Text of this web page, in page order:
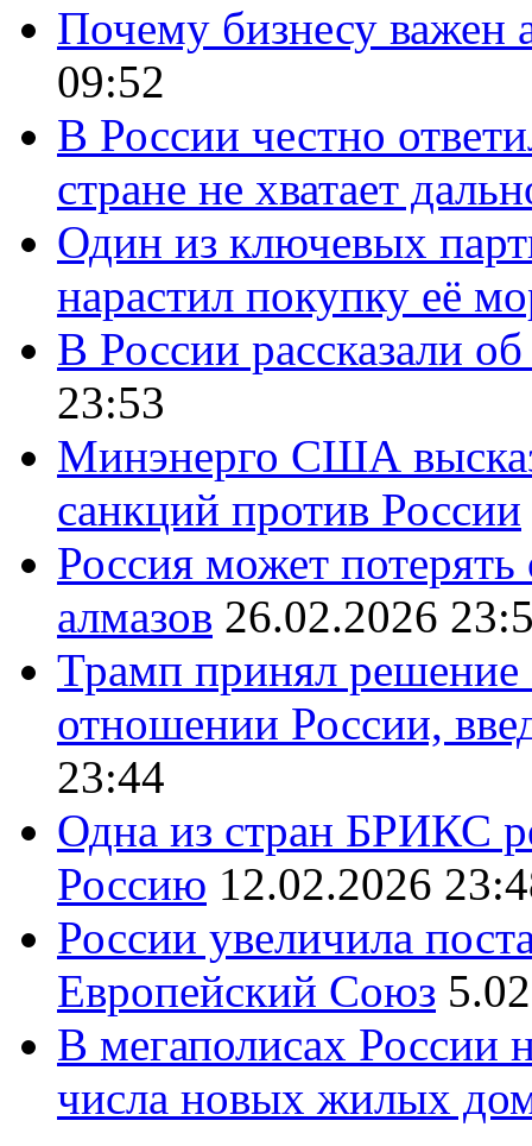
Почему бизнесу важен
09:52
В России честно
стране не хватает
Один из ключевых
нарастил покупку её
В России рассказали
23:53
Минэнерго США
санкций против России
Россия может
алмазов 26.02.2026
Трамп принял решение
отношении России,
23:44
Одна из стран БРИКС
Россию 12.02.2026
России увеличила
Европейский Союз
В мегаполисах России
числа новых жилых